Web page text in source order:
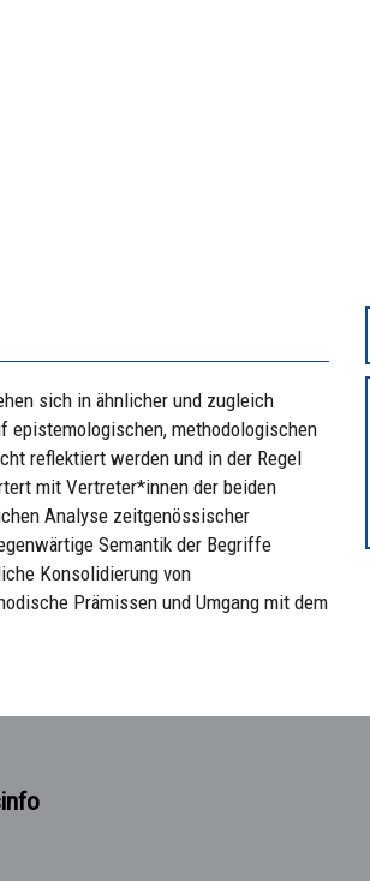
sich in ähnlicher und zugleich
epistemologischen, methodologischen
reflektiert werden und in der Regel
mit Vertreter*innen der beiden
Analyse zeitgenössischer
Semantik der Begriffe
Konsolidierung von
Prämissen und Umgang mit dem